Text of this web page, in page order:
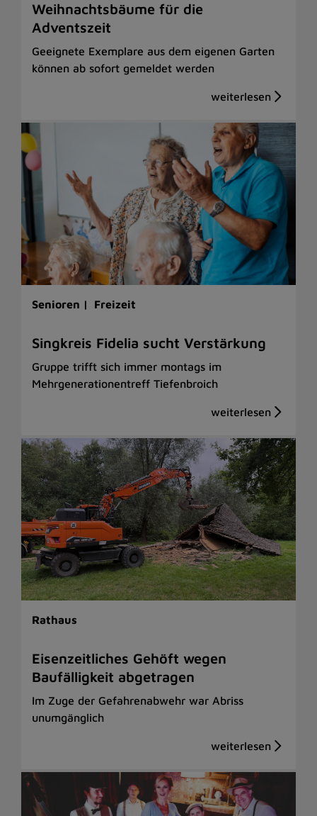
Weihnachtsbäume für die
Adventszeit
Geeignete Exemplare aus dem eigenen Garten
können ab sofort gemeldet werden
Senioren | Freizeit
Singkreis Fidelia sucht Verstärkung
Gruppe trifft sich immer montags im
Mehrgenerationentreff Tiefenbroich
Rathaus
Eisenzeitliches Gehöft wegen
Baufälligkeit abgetragen
Im Zuge der Gefahrenabwehr war Abriss
unumgänglich